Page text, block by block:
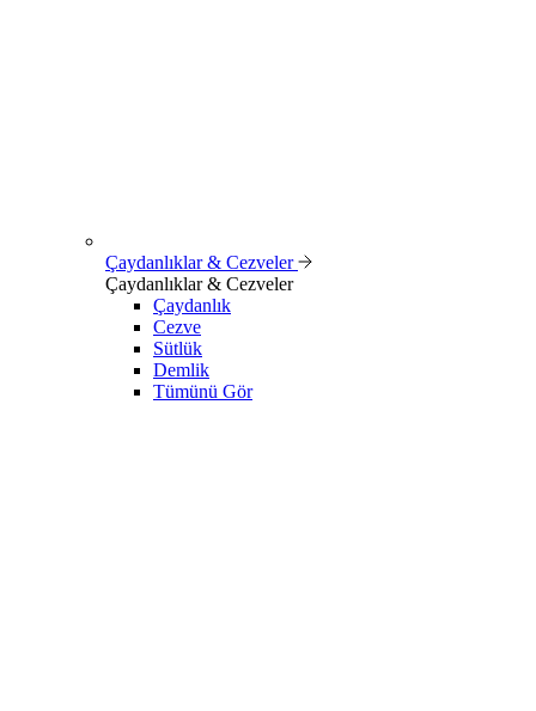
Çaydanlıklar & Cezveler
Çaydanlıklar & Cezveler
Çaydanlık
Cezve
Sütlük
Demlik
Tümünü Gör